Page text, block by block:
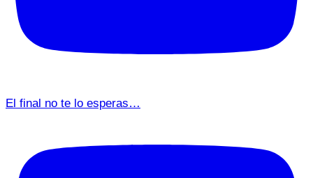
El final no te lo esperas…